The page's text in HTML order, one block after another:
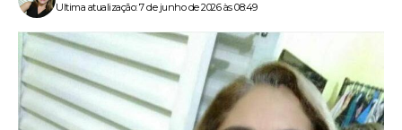
Ultima atualização: 7 de junho de 2026 às 08:49